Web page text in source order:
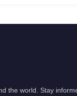
the world. Stay